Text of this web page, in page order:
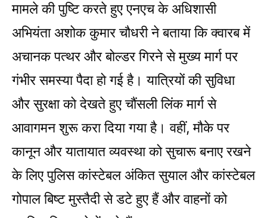
मामले की पुष्टि करते हुए एनएच के अधिशासी
अभियंता अशोक कुमार चौधरी ने बताया कि क्वारब में
अचानक पत्थर और बोल्डर गिरने से मुख्य मार्ग पर
गंभीर समस्या पैदा हो गई है। यात्रियों की सुविधा
और सुरक्षा को देखते हुए चौंसली लिंक मार्ग से
आवागमन शुरू करा दिया गया है। वहीं, मौके पर
कानून और यातायात व्यवस्था को सुचारू बनाए रखने
के लिए पुलिस कांस्टेबल अंकित सुयाल और कांस्टेबल
गोपाल बिष्ट मुस्तैदी से डटे हुए हैं और वाहनों को